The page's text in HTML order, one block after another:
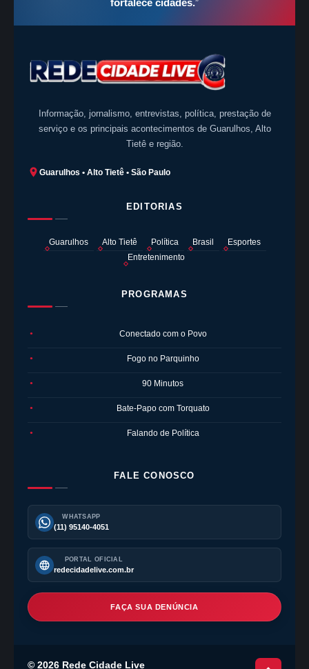
Informação, jornalismo, entrevistas, política, prestação de
serviço e os principais acontecimentos de Guarulhos, Alto
Tietê e região.
Guarulhos • Alto Tietê • São Paulo
EDITORIAS
Guarulhos Alto Tietê Política Brasil
Esportes
Entretenimento
PROGRAMAS
● Conectado com o Povo
● Fogo no Parquinho
● 90 Minutos
● Bate-Papo com Torquato
● Falando de Política
FALE CONOSCO
WHATSAPP
(11) 95140-4051
PORTAL OFICIAL
redecidadelive.com.br
FAÇA SUA DENÚNCIA
© 2026 Rede Cidade Live